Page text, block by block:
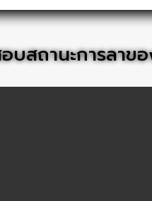
บสถานะการลาข